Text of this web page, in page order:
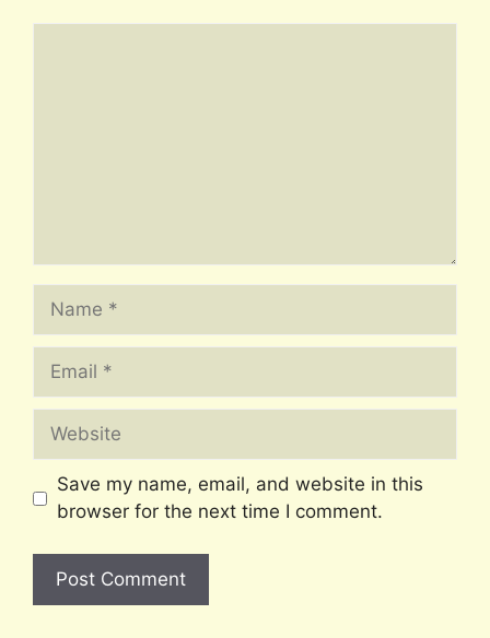
Name
Email
Website
Save my name, email, and website in this
browser for the next time I comment.